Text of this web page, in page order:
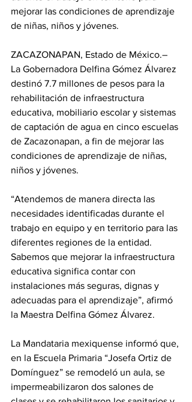
mejorar las condiciones de aprendizaje
de niñas, niños y jóvenes.
ZACAZONAPAN, Estado de México.–
La Gobernadora Delfina Gómez Álvarez
destinó 7.7 millones de pesos para la
rehabilitación de infraestructura
educativa, mobiliario escolar y sistemas
de captación de agua en cinco escuelas
de Zacazonapan, a fin de mejorar las
condiciones de aprendizaje de niñas,
niños y jóvenes.
“Atendemos de manera directa las
necesidades identificadas durante el
trabajo en equipo y en territorio para las
diferentes regiones de la entidad.
Sabemos que mejorar la infraestructura
educativa significa contar con
instalaciones más seguras, dignas y
adecuadas para el aprendizaje”, afirmó
la Maestra Delfina Gómez Álvarez.
La Mandataria mexiquense informó que,
en la Escuela Primaria “Josefa Ortiz de
Domínguez” se remodeló un aula, se
impermeabilizaron dos salones de